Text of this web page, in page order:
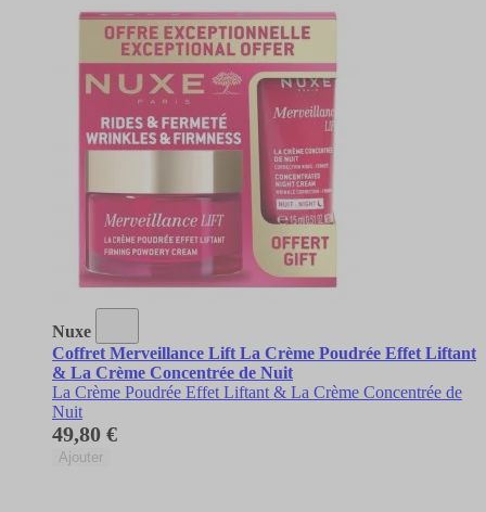
Nuxe
Coffret Merveillance Lift La Crème Poudrée Effet Liftant
& La Crème Concentrée de Nuit
La Crème Poudrée Effet Liftant & La Crème Concentrée de
Nuit
49,80 €
Ajouter